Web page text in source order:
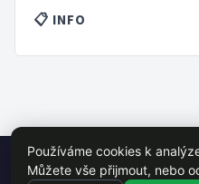
📋 INFO
© 2026 VŠE Wiki - studentský
Používáme cookies k
Můžete vše přijmout, nebo